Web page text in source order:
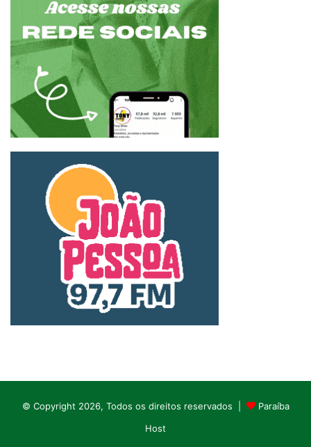
© Copyright 2026, Todos os direitos reservados |
Paraíba
Host